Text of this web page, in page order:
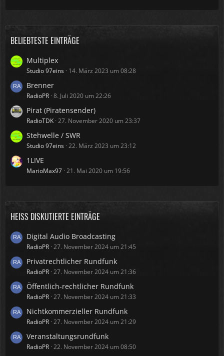
BELIEBTESTE EINTRÄGE
Multiplex
Studio 97eins 14. März 2023 um 08:28
Brenner
RadioPR 8. Juli 2020 um 22:26
Pirat (Piratensender)
RadioTDK 27. November 2020 um 23:37
Stehwelle / SWR
Studio 97eins 22. März 2023 um 23:12
1LIVE
MarioMax97 21. Mai 2020 um 19:56
HEISS DISKUTIERTE EINTRÄGE
Digital Audio Broadcasting
RadioPR 27. November 2024 um 21:45
Privatrechtlicher Rundfunk
RadioPR 27. November 2024 um 21:36
Öffentlich-rechtlicher Rundfunk
RadioPR 27. November 2024 um 21:33
Nichtkommerzieller Rundfunk
RadioPR 27. November 2024 um 21:29
Veranstaltungsrundfunk
RadioPR 22. November 2024 um 08:50